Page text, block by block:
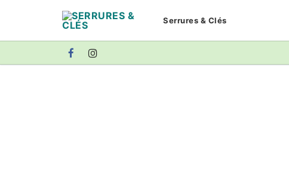
Serrures & Clés